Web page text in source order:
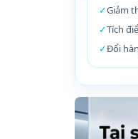
✓Giảm
✓Tích
✓Đổi